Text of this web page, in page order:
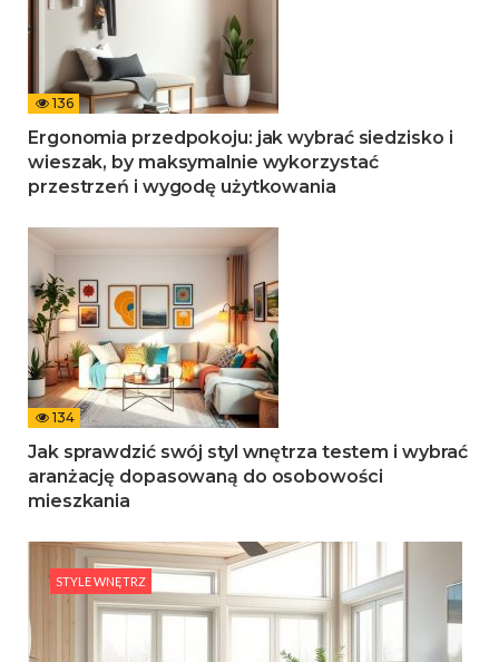
136
Ergonomia przedpokoju: jak wybrać siedzisko i
wieszak, by maksymalnie wykorzystać
przestrzeń i wygodę użytkowania
134
Jak sprawdzić swój styl wnętrza testem i wybrać
aranżację dopasowaną do osobowości
mieszkania
STYLE WNĘTRZ